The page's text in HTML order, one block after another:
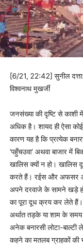
[6/21, 22:42] सुनील
विश्वनाथ मुखर्जी
जनसंख्या की दृष्टि से काशी में
अधिक है। शायद ही ऐसा
कारण यह है कि प्रत्येक
‘पहुँचउवा’ अथवा बाजार में
खालिस क्यों न हो। खालिस
करते हैं। रईस और अफसर
अपने दरवाजे के सामने खड़े
का पूरा दूध क्रय कर लेते हैं।
अर्थात तड़के या शाम के समय
अनेक बनारसी लोटा-
कहने का मतलब ग्राहकों की